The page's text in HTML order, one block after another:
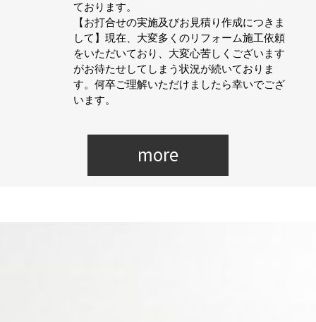
ております。
【お打合せの実施及びお見積り作成につきま
して】現在、大変多くのリフォーム施工依頼
をいただいており、大変心苦しくございます
がお待たせしてしまう状況が続いておりま
す。何卒ご理解いただけましたら幸いでござ
います。
more